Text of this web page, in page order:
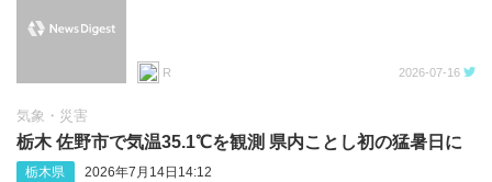
R 2026-07-16
気象・災害
栃木 佐野市で気温35.1℃を観測 県内ことし初の猛暑日に
栃木県 2026年7月14日14:12